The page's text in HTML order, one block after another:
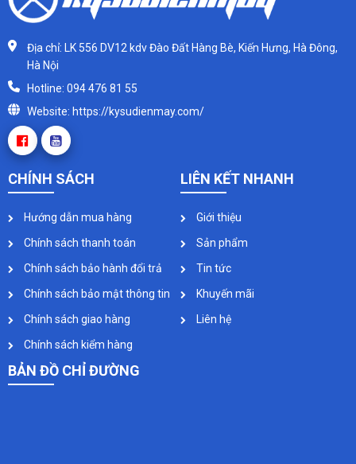
Địa chỉ: LK 556 DV12 kdv Đào Đất Hàng Bè, Kiến Hưng, Hà Đông,
Hà Nội
Hotline: 094 476 81 55
Website: https://kysudienmay.com/
CHÍNH SÁCH
Hướng dẫn mua hàng
Chính sách thanh toán
Chính sách bảo hành đổi trả
Chính sách bảo mật thông tin
Chính sách giao hàng
Chính sách kiểm hàng
LIÊN KẾT NHANH
Giới thiệu
Sản phẩm
Tin tức
Khuyến mãi
Liên hệ
BẢN ĐỒ CHỈ ĐƯỜNG